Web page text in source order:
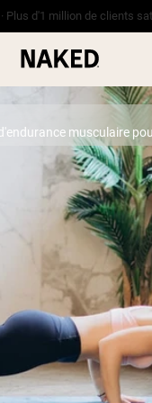
pour les commandes de 99
POUDRE
Protéine de pois
de Whey en
de collagène